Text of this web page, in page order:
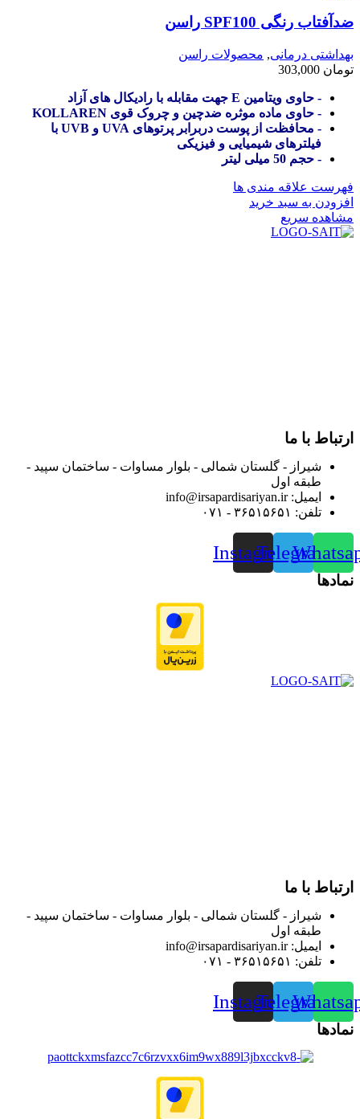
ضدآفتاب رنگی SPF100 راسن
بهداشتی درمانی, محصولات راسن
تومان
- حاوی ویتامین E جهت مقابله با رادیکال های آزاد
- حاوی ماده موثره ضدچین و چروک قوی KOLLAREN
- محافظت از پوست دربرابر پرتوهای UVA و UVB با
فیلترهای شیمیایی و فیزیکی
- حجم 50 میلی لیتر
فهرست علاقه مندی ها
افزودن به سبد خرید
مشاهده سریع
ارتباط با ما
شیراز - گلستان شمالی - بلوار مساوات - ساختمان سپید -
طبقه اول
ایمیل: info@irsapardisariyan.ir
تلفن: ۳۶۵۱۵۶۵۱ - ۰۷۱
Telegram
Instagram
نمادها
ارتباط با ما
شیراز - گلستان شمالی - بلوار مساوات - ساختمان سپید -
طبقه اول
ایمیل: info@irsapardisariyan.ir
تلفن: ۳۶۵۱۵۶۵۱ - ۰۷۱
Telegram
Instagram
نمادها